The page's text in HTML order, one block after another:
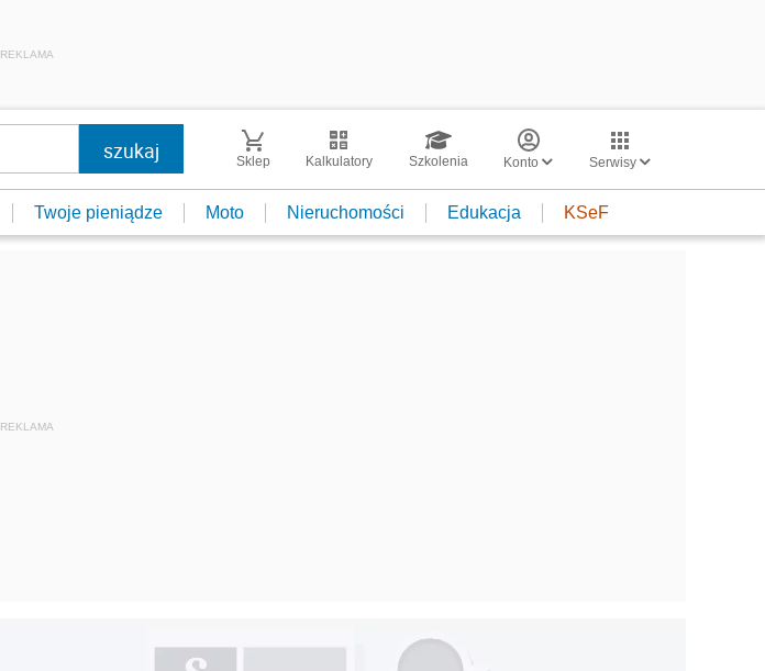
REKLAMA
Sklep Kalkulatory Szkolenia Konto Serwisy
Twoje pieniądze Moto Nieruchomości Edukacja KSeF